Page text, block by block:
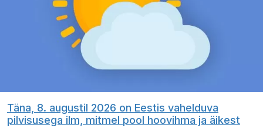
Täna, 8. augustil 2026 on Eestis vahelduva
pilvisusega ilm, mitmel pool hoovihma ja äikest